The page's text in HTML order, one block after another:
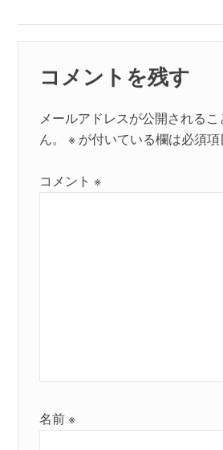
コメントを残す
メールアドレスが公開される
ん。
※ が付いている欄は必須項
コメント※
名前※